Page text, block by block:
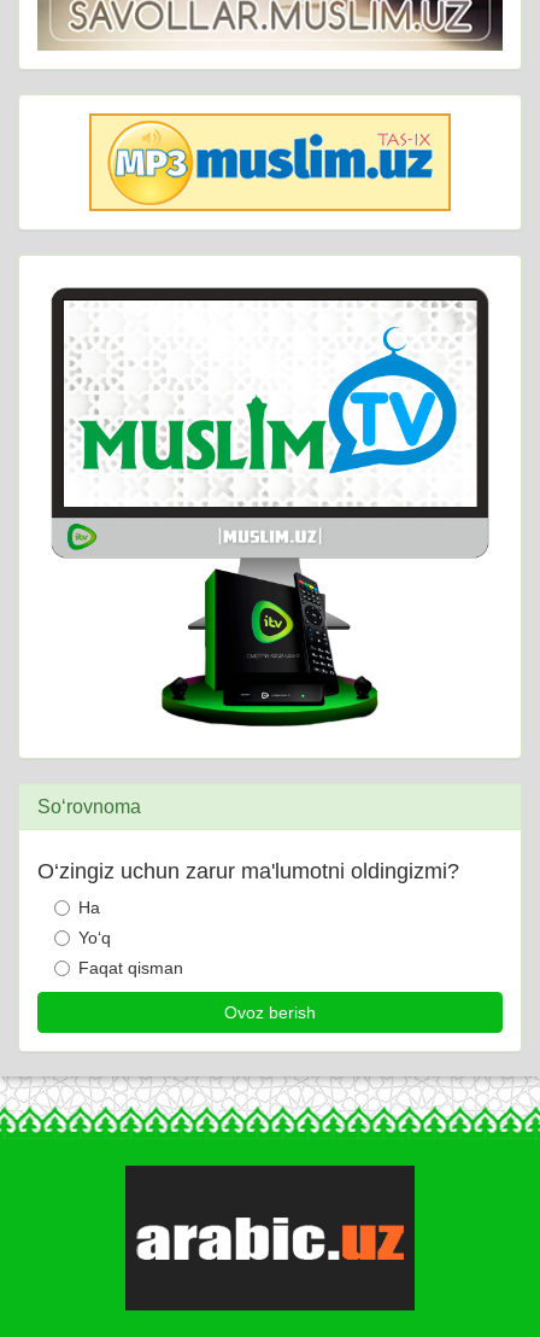
So‘rovnoma
O‘zingiz uchun zarur ma'lumotni oldingizmi?
Ha
Yo‘q
Faqat qisman